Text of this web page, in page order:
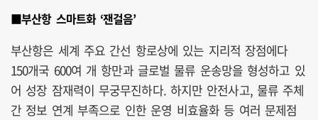
■부산항 스마트화 ‘잰걸음’
부산항은 세계 주요 간선 항로상에 있는 지리적 장점에다
150개국 600여 개 항만과 글로벌 물류 운송망을 형성하고 있
어 성장 잠재력이 무궁무진하다. 하지만 안전사고, 물류 주체
간 정보 연계 부족으로 인한 운영 비효율화 등 여러 문제점